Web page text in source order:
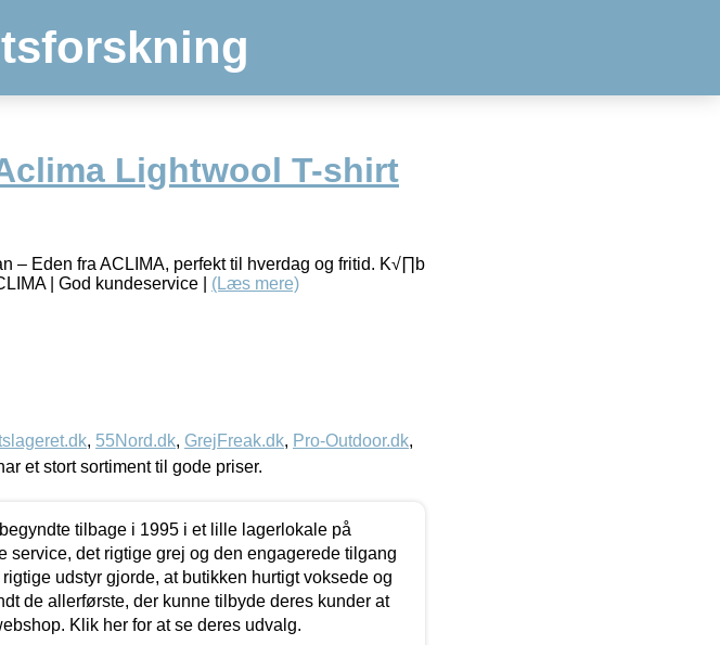
Lightwool T-shirt
– Eden fra ACLIMA, perfekt til hverdag og fritid. K√∏b
| God kundeservice | (Læs mere)
, 55Nord.dk, GrejFreak.dk, Pro-Outdoor.dk,
et stort sortiment til gode priser.
tilbage i 1995 i et lille lagerlokale på
service, det rigtige grej og den engagerede tilgang
udstyr gjorde, at butikken hurtigt voksede og
de allerførste, der kunne tilbyde deres kunder at
Klik her for at se deres udvalg.